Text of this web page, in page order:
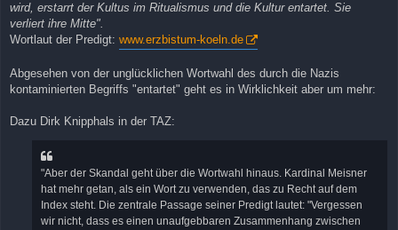
wird, erstarrt der Kultus im Ritualismus und die Kultur entartet. Sie
verliert ihre Mitte".
Wortlaut der Predigt: www.erzbistum-koeln.de
Abgesehen von der unglücklichen Wortwahl des durch die Nazis
kontaminierten Begriffs "entartet" geht es in Wirklichkeit aber um mehr:
Dazu Dirk Knipphals in der TAZ:
"Aber der Skandal geht über die Wortwahl hinaus. Kardinal Meisner
hat mehr getan, als ein Wort zu verwenden, das zu Recht auf dem
Index steht. Die zentrale Passage seiner Predigt lautet: "Vergessen
wir nicht, dass es einen unaufgebbaren Zusammenhang zwischen